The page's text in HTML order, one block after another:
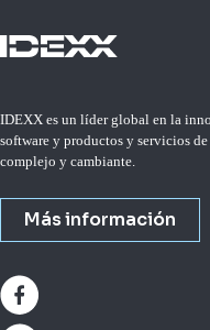
IDEXX es un líder global en la
software y productos y servicios
complejo y cambiante.
Más información